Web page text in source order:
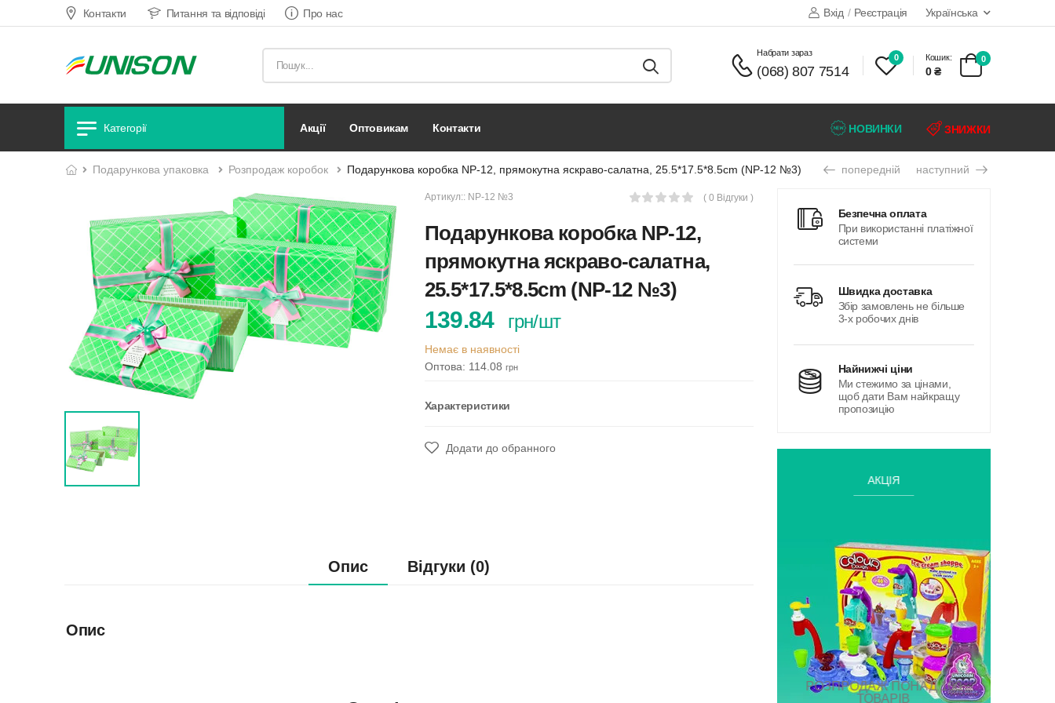
Контакти Питання та відповіді Про нас Вхід / Реєстрація Українська
набрати зараз
(068) 807 7514
0 Кошик:
0 ₴
0
Категорії акції оптовикам контакти НОВИНКИ ЗНИЖКИ
подарункова упаковка розпродаж коробок Подарункова коробка NP-12, прямокутна яскраво-салатна, 25.5*17.5*8.5cm (NP-12 №3) попередній наступний
безпечна оплата
При використанні платіжної
системи
швидка доставка
Збір замовлень не більше
3-х робочих днів
найнижчі ціни
Ми стежимо за цінами,
щоб дати Вам найкращу
пропозицію
АКЦІЯ
РОЗПРОДАЖ ПОНАД 100
ТОВАРІВ
Артикул:: NP-12 №3 ( 0 Відгуки )
Подарункова коробка NP-12,
прямокутна яскраво-салатна,
25.5*17.5*8.5cm (NP-12 №3)
139.84 грн/шт
Немає в наявності
Оптова: 114.08 грн
Характеристики
Додати до обранного
Опис Відгуки (0)
Опис